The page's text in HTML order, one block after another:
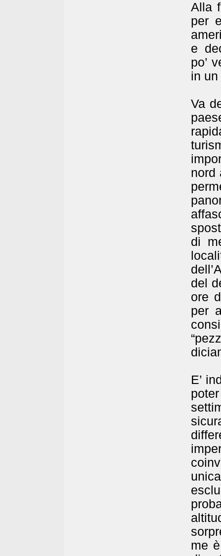
Alla
per
e
po’
in
Va
nord
di
del
ore
per
E’
me